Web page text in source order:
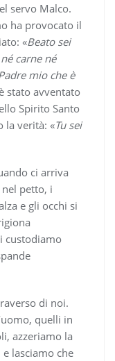
servo Malco.
ha provocato il
«Beato sei
carne né
mio che è
stato avventato
Spirito Santo
la verità: «Tu sei
ci arriva
nel petto, i
e gli occhi si
custodiamo
di noi.
quelli in
azzeriamo la
lasciamo che